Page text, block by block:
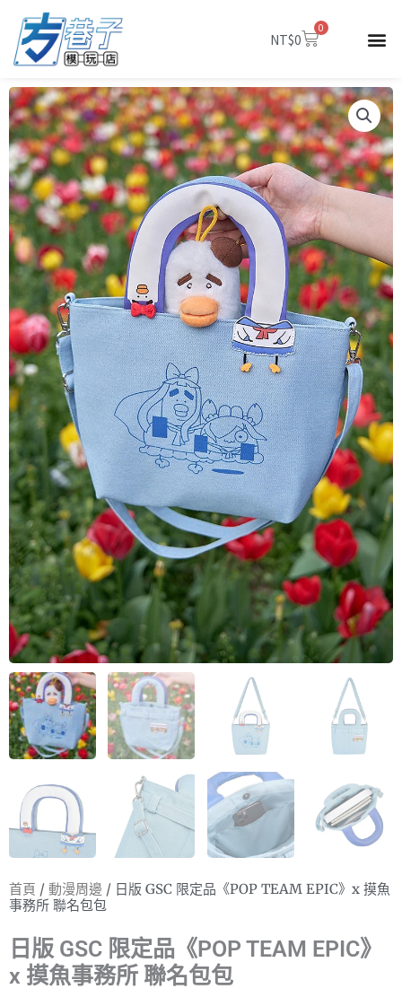
內
容
NT$0
0
購
首頁 / 動漫周邊 / 日版 GSC 限定品《POP TEAM EPIC》x 摸魚
事務所 聯名包包
日版 GSC 限定品《POP TEAM EPIC》
x 摸魚事務所 聯名包包